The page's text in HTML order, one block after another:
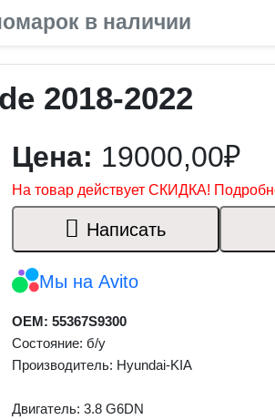
в наличии
2018-2022
Цена: 19000,00₽
На товар действует СКИДКА!
Написать
Мы на Avito
OEM: 55367S9300
Состояние: б/у
Производитель: Hyundai-KIA
Двигатель: 3.8 G6DN